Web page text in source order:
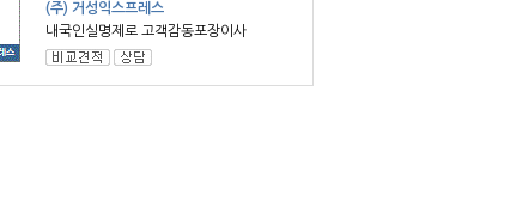
(주) 거성익스프레스
내국인실명제로 고객감동포장이사